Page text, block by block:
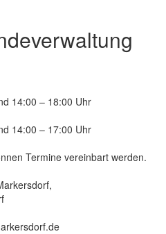
14:00 – 18:00 Uhr
14:00 – 17:00 Uhr
Termine vereinbart werden.